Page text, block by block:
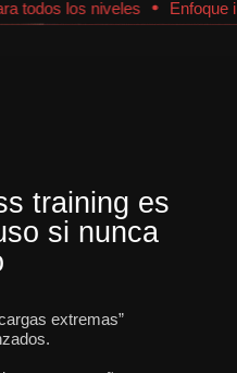
los niveles Enfoque
training es
si nunca
extremas”